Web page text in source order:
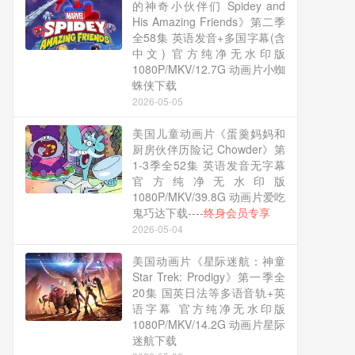
的神奇小伙伴们 Spidey and
His Amazing Friends》第二季
全58集 英语发音+多国字幕(含
中文) 官方纯净无水印版
1080P/MKV/12.7G 动画片小蜘
蛛侠下载
2026-05-05
美国儿童动画片《蛋羹妈妈和
厨房伙伴历险记 Chowder》第
1-3季全52集 英语发音无字幕
官方纯净无水印版
1080P/MKV/39.8G 动画片爱吃
鬼巧达下载----终身会员专享
2026-05-04
美国动画片《星际迷航：神童
Star Trek: Prodigy》第一季全
20集 国英日法等多语音轨+英
语字幕 官方纯净无水印版
1080P/MKV/14.2G 动画片星际
迷航下载